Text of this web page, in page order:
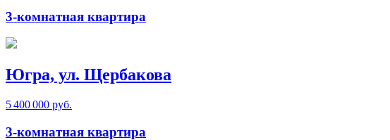
3-комнатная квартира
Югра, ул. Щербакова
5 400 000 руб.
3-комнатная квартира